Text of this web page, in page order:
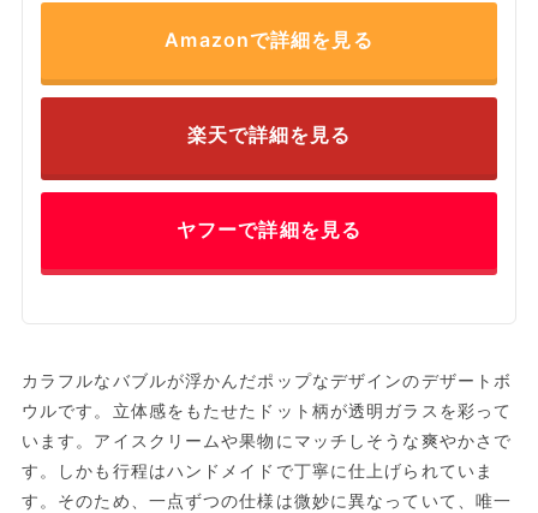
Amazonで詳細を見る
楽天で詳細を見る
ヤフーで詳細を見る
カラフルなバブルが浮かんだポップなデザインのデザートボ
ウルです。立体感をもたせたドット柄が透明ガラスを彩って
います。アイスクリームや果物にマッチしそうな爽やかさで
す。しかも行程はハンドメイドで丁寧に仕上げられていま
す。そのため、一点ずつの仕様は微妙に異なっていて、唯一